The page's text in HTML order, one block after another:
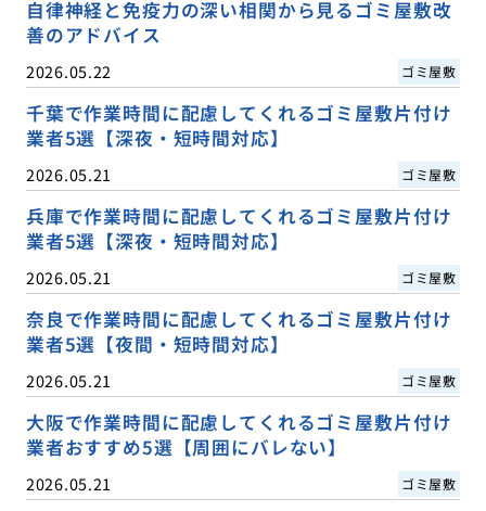
自律神経と免疫力の深い相関から見るゴミ屋敷改
善のアドバイス
2026.05.22 ゴミ屋敷
千葉で作業時間に配慮してくれるゴミ屋敷片付け
業者5選【深夜・短時間対応】
2026.05.21 ゴミ屋敷
兵庫で作業時間に配慮してくれるゴミ屋敷片付け
業者5選【深夜・短時間対応】
2026.05.21 ゴミ屋敷
奈良で作業時間に配慮してくれるゴミ屋敷片付け
業者5選【夜間・短時間対応】
2026.05.21 ゴミ屋敷
大阪で作業時間に配慮してくれるゴミ屋敷片付け
業者おすすめ5選【周囲にバレない】
2026.05.21 ゴミ屋敷